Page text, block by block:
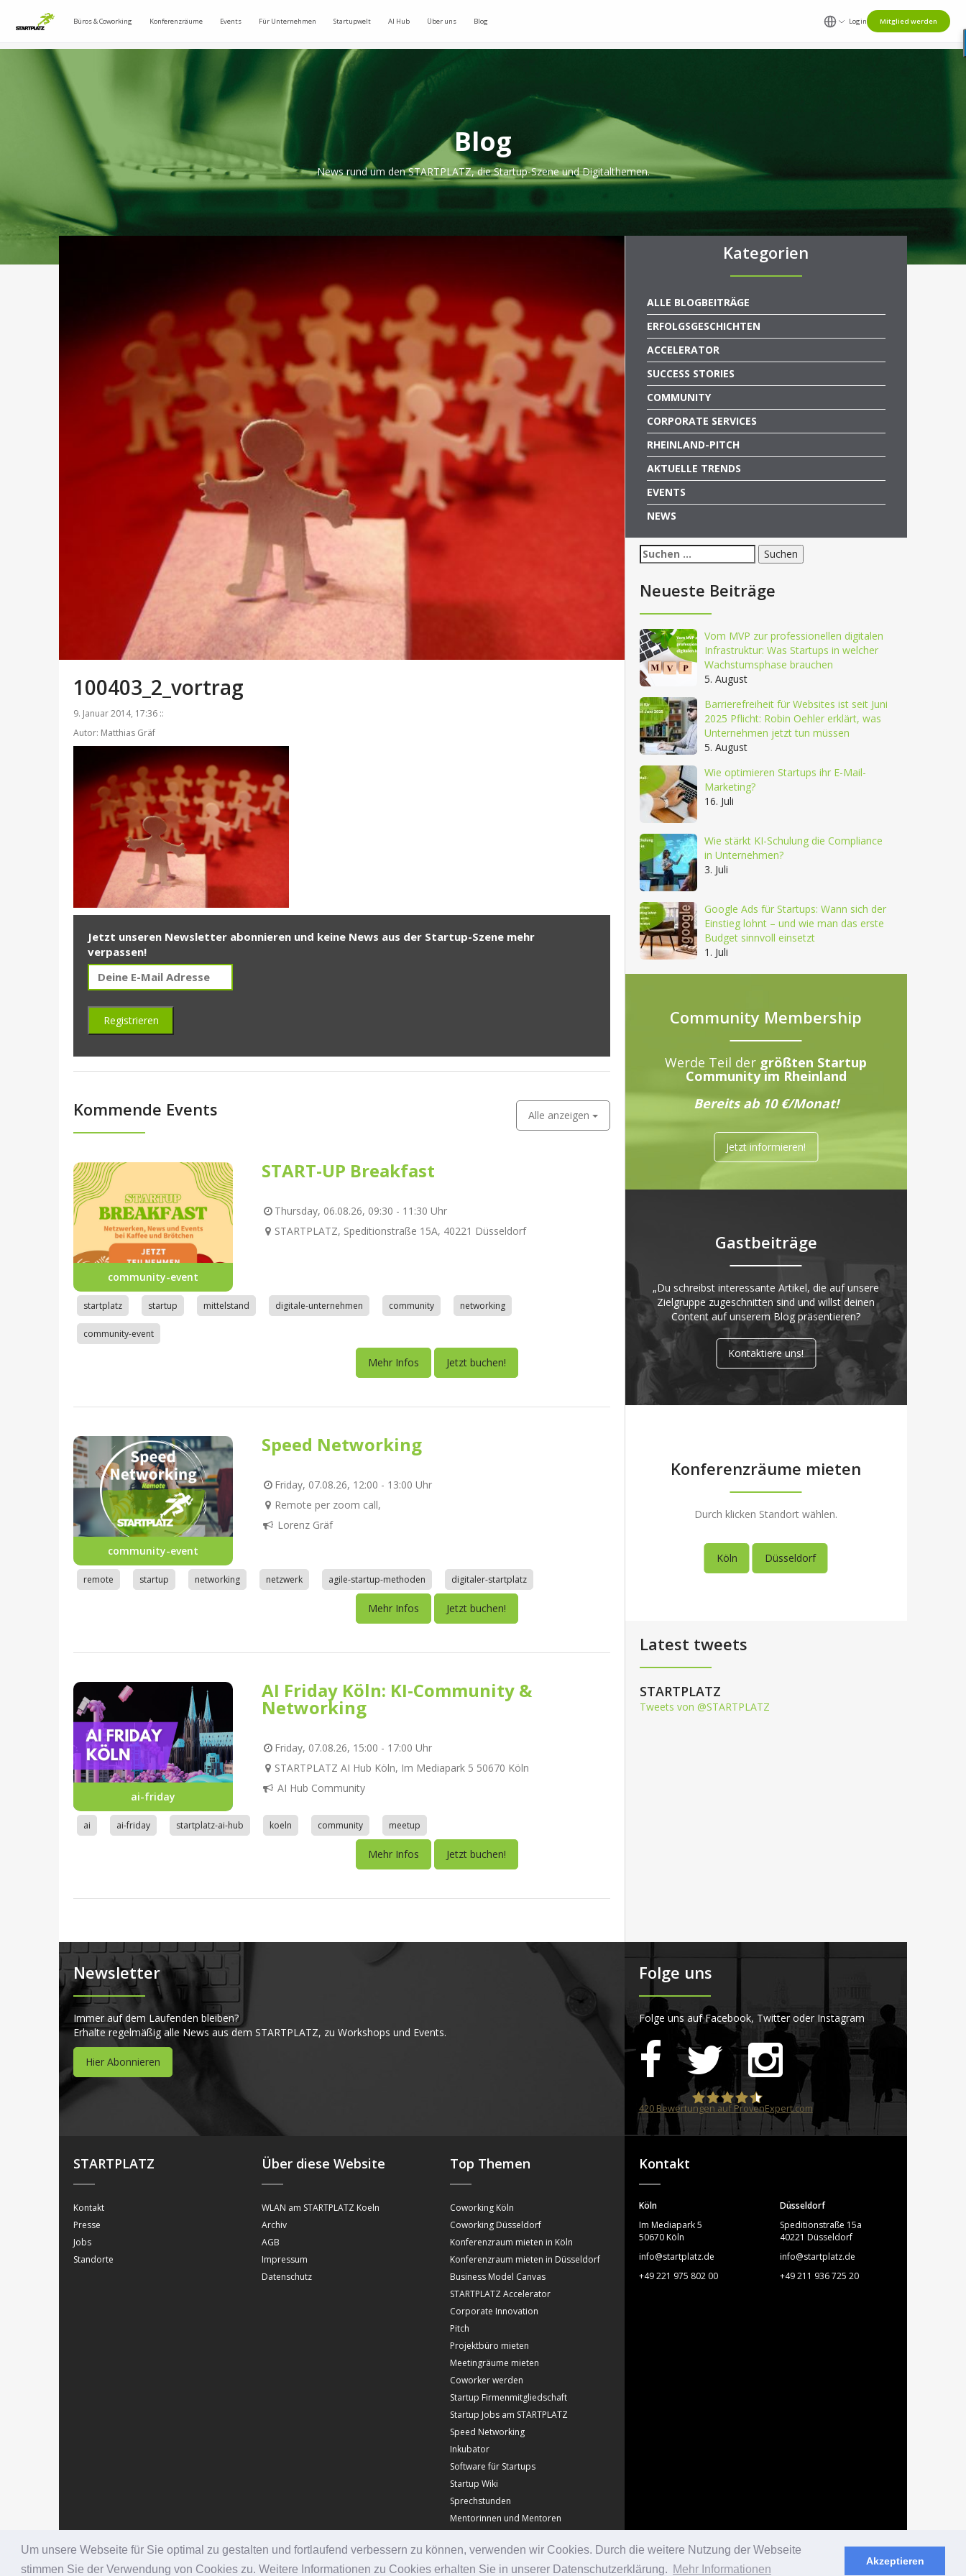
Um unsere Webseite für Sie optimal zu gestalten und fortlaufend verbessern zu können, verwenden wir Cookies. Durch die weitere Nutzung der Webseite
stimmen Sie der Verwendung von Cookies zu. Weitere Informationen zu Cookies erhalten Sie in unserer Datenschutzerklärung. Mehr Informationen
Akzeptieren
Büros & Coworking Konferenzräume Events Für Unternehmen Startupwelt AI Hub Über uns Blog Login Mitglied werden
Blog
News rund um den STARTPLATZ, die Startup-Szene und Digitalthemen.
100403_2_vortrag
9. Januar 2014, 17:36 ::
Autor: Matthias Gräf
Jetzt unseren Newsletter abonnieren und keine News aus der Startup-Szene mehr
verpassen!
Kommende Events Alle anzeigen
community-event
START-UP Breakfast
Thursday, 06.08.26, 09:30 - 11:30 Uhr
STARTPLATZ, Speditionstraße 15A, 40221 Düsseldorf
startplatz startup mittelstand digitale-unternehmen community networking
community-event
Mehr Infos Jetzt buchen!
community-event
Speed Networking
Friday, 07.08.26, 12:00 - 13:00 Uhr
Remote per zoom call,
Lorenz Gräf
remote startup networking netzwerk agile-startup-methoden digitaler-startplatz
Mehr Infos Jetzt buchen!
ai-friday
AI Friday Köln: KI-Community &
Networking
Friday, 07.08.26, 15:00 - 17:00 Uhr
STARTPLATZ AI Hub Köln, Im Mediapark 5 50670 Köln
AI Hub Community
ai ai-friday startplatz-ai-hub koeln community meetup
Mehr Infos Jetzt buchen!
Kategorien
ALLE BLOGBEITRÄGE
ERFOLGSGESCHICHTEN
ACCELERATOR
SUCCESS STORIES
COMMUNITY
CORPORATE SERVICES
RHEINLAND-PITCH
AKTUELLE TRENDS
EVENTS
NEWS
Suchen
nach:
Neueste Beiträge
Vom MVP zur professionellen digitalen
Infrastruktur: Was Startups in welcher
Wachstumsphase brauchen
5. August
Barrierefreiheit für Websites ist seit Juni
2025 Pflicht: Robin Oehler erklärt, was
Unternehmen jetzt tun müssen
5. August
Wie optimieren Startups ihr E-Mail-
Marketing?
16. Juli
Wie stärkt KI-Schulung die Compliance
in Unternehmen?
3. Juli
Google Ads für Startups: Wann sich der
Einstieg lohnt – und wie man das erste
Budget sinnvoll einsetzt
1. Juli
Community Membership
Werde Teil der größten Startup
Community im Rheinland
Bereits ab 10 €/Monat!
Jetzt informieren!
Gastbeiträge
„Du schreibst interessante Artikel, die auf unsere
Zielgruppe zugeschnitten sind und willst deinen
Content auf unserem Blog präsentieren?
Kontaktiere uns!
Konferenzräume mieten
Durch klicken Standort wählen.
Köln Düsseldorf
Latest tweets
STARTPLATZ
Tweets von @STARTPLATZ
Newsletter
Immer auf dem Laufenden bleiben?
Erhalte regelmäßig alle News aus dem STARTPLATZ, zu Workshops und Events.
Hier Abonnieren
Folge uns
Folge uns auf Facebook, Twitter oder Instagram
STARTPLATZ
420Bewertungen auf ProvenExpert.com
STARTPLATZ
Kontakt
Presse
Jobs
Standorte
Über diese Website
WLAN am STARTPLATZ Koeln
Archiv
AGB
Impressum
Datenschutz
Top Themen
Coworking Köln
Coworking Düsseldorf
Konferenzraum mieten in Köln
Konferenzraum mieten in Düsseldorf
Business Model Canvas
STARTPLATZ Accelerator
Corporate Innovation
Pitch
Projektbüro mieten
Meetingräume mieten
Coworker werden
Startup Firmenmitgliedschaft
Startup Jobs am STARTPLATZ
Speed Networking
Inkubator
Software für Startups
Startup Wiki
Sprechstunden
Mentorinnen und Mentoren
Kontakt
Köln
Im Mediapark 5
50670 Köln
info@startplatz.de
+49 221 975 802 00
Düsseldorf
Speditionstraße 15a
40221 Düsseldorf
info@startplatz.de
+49 211 936 725 20
© Copyright Startplatz 2026